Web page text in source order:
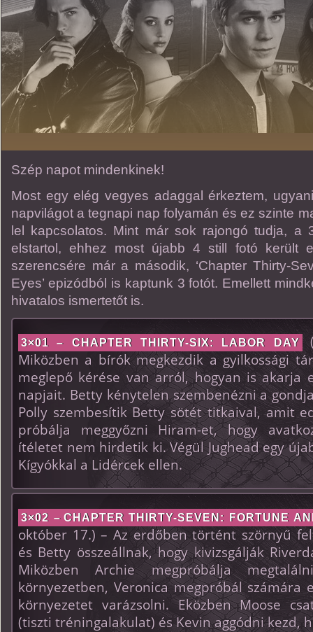
Szép napot mindenkinek!
Most egy elég vegyes adaggal érkeztem,
napvilágot a tegnapi nap folyamán és ez szinte
lel kapcsolatos. Mint már sok rajongó tudja, a
elstartol, ehhez most újabb 4 still fotó került
szerencsére már a második, ‘Chapter Thirty-
Eyes’ epizódból is kaptunk 3 fotót. Emellett
hivatalos ismertetőt is.
3×01 – CHAPTER THIRTY-SIX: LABOR DAY
Miközben a bírók megkezdik a gyilkossági
meglepő kérése van arról, hogyan is akarja
napjait. Betty kénytelen szembenézni a
Polly szembesítik Betty sötét titkaival, amit
próbálja meggyőzni Hiram-et, hogy
ítéletet nem hirdetik ki. Végül Jughead egy
Kígyókkal a Lidércek ellen.
3×02 – CHAPTER THIRTY-SEVEN: FORTUNE
október 17.) – Az erdőben történt szörnyű
és Betty összeállnak, hogy kivizsgálják
Miközben Archie megpróbálja
környezetben, Veronica megpróbál számára
környezetet varázsolni. Eközben Moose
(tiszti tréningalakulat) és Kevin aggódni kezd,